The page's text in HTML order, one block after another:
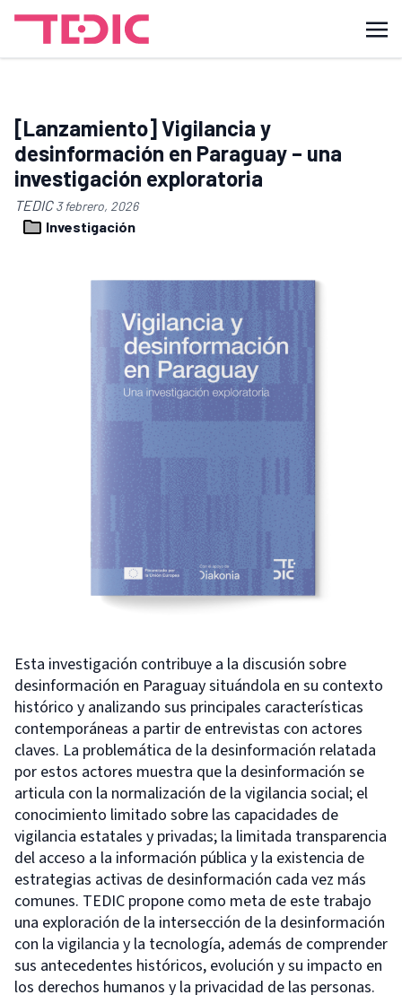
[Lanzamiento] Vigilancia y
desinformación en Paraguay – una
investigación exploratoria
TEDIC3 febrero, 2026
Investigación
Esta investigación contribuye a la discusión sobre
desinformación en Paraguay situándola en su contexto
histórico y analizando sus principales características
contemporáneas a partir de entrevistas con actores
claves. La problemática de la desinformación relatada
por estos actores muestra que la desinformación se
articula con la normalización de la vigilancia social; el
conocimiento limitado sobre las capacidades de
vigilancia estatales y privadas; la limitada transparencia
del acceso a la información pública y la existencia de
estrategias activas de desinformación cada vez más
comunes. TEDIC propone como meta de este trabajo
una exploración de la intersección de la desinformación
con la vigilancia y la tecnología, además de comprender
sus antecedentes históricos, evolución y su impacto en
los derechos humanos y la privacidad de las personas.